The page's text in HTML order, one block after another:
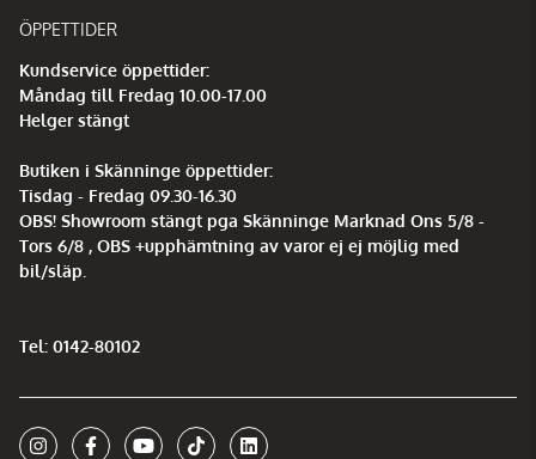
ÖPPETTIDER
Kundservice öppettider:
Måndag till Fredag 10.00-17.00
Helger stängt
Butiken i Skänninge öppettider:
Tisdag - Fredag 09.30-16.30
OBS! Showroom stängt pga Skänninge Marknad Ons 5/8 -
Tors 6/8 , OBS +upphämtning av varor ej ej möjlig med
bil/släp.
Tel: 0142-80102